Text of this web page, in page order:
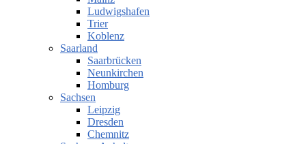
Ludwigshafen
Trier
Koblenz
Saarland
Saarbrücken
Neunkirchen
Homburg
Sachsen
Leipzig
Dresden
Chemnitz